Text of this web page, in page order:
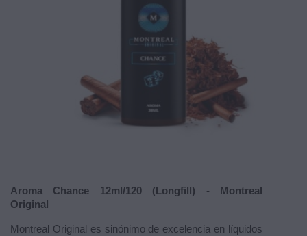
Aroma Chance 12ml/120 (Longfill) - Montreal
Original
Montreal Original es sinónimo de excelencia en líquidos